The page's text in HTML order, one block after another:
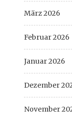
März 2026
Februar 2026
Januar 2026
Dezember
November